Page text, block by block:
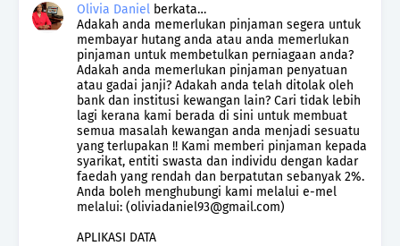
Olivia Daniel berkata…
Adakah anda memerlukan pinjaman segera untuk
membayar hutang anda atau anda memerlukan
pinjaman untuk membetulkan perniagaan anda?
Adakah anda memerlukan pinjaman penyatuan
atau gadai janji? Adakah anda telah ditolak oleh
bank dan institusi kewangan lain? Cari tidak lebih
lagi kerana kami berada di sini untuk membuat
semua masalah kewangan anda menjadi sesuatu
yang terlupakan !! Kami memberi pinjaman kepada
syarikat, entiti swasta dan individu dengan kadar
faedah yang rendah dan berpatutan sebanyak 2%.
Anda boleh menghubungi kami melalui e-mel
melalui: (oliviadaniel93@gmail.com)
APLIKASI DATA